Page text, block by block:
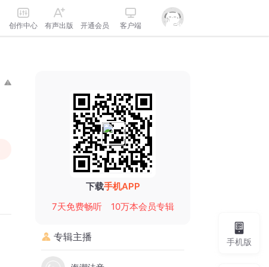
创作中心 有声出版 开通会员 客户端
下载手机APP
7天免费畅听
10万本会员专辑
专辑主播 手机版